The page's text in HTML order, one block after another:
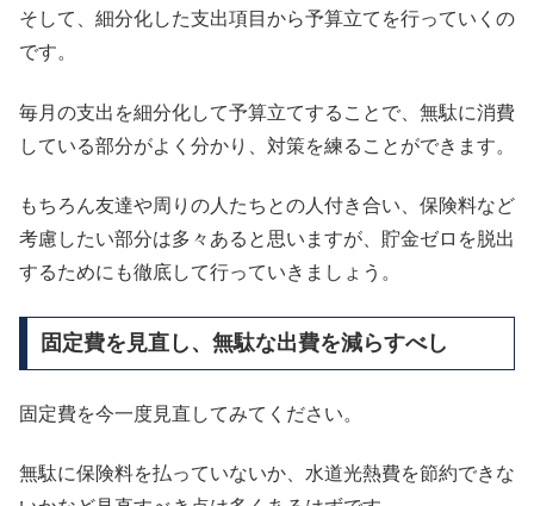
そして、細分化した支出項目から予算立てを行っていくの
です。
毎月の支出を細分化して予算立てすることで、無駄に消費
している部分がよく分かり、対策を練ることができます。
もちろん友達や周りの人たちとの人付き合い、保険料など
考慮したい部分は多々あると思いますが、貯金ゼロを脱出
するためにも徹底して行っていきましょう。
固定費を見直し、無駄な出費を減らすべし
固定費を今一度見直してみてください。
無駄に保険料を払っていないか、水道光熱費を節約できな